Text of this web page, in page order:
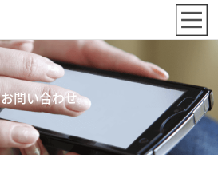
お問い合わせ